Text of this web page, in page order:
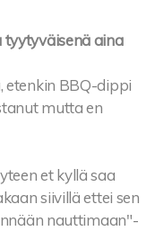
tyytyväisenä aina
etenkin BBQ-dippi
mutta en
et kyllä saa
siivillä ettei sen
nauttimaan"-